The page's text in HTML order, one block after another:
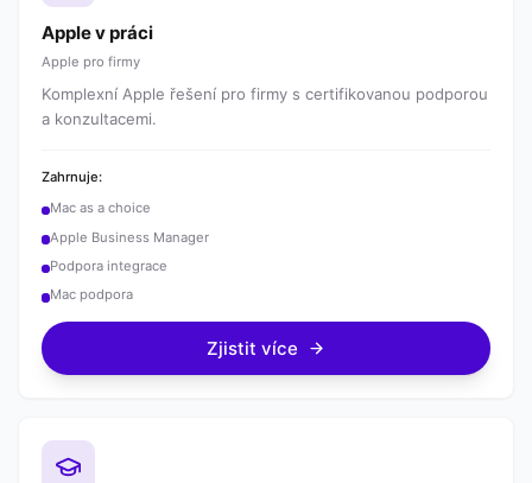
Apple v práci
Apple pro firmy
Komplexní Apple řešení pro firmy s certifikovanou podporou
a konzultacemi.
Zahrnuje:
Mac as a choice
Apple Business Manager
Podpora integrace
Mac podpora
Zjistit více